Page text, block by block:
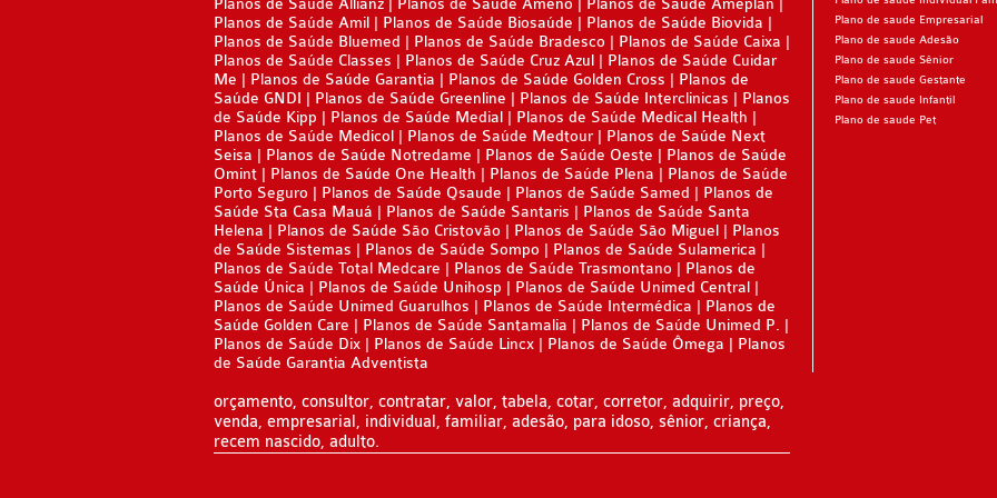
TOTAL MEDCARE PLANO DE SAÚDE
EMPRESARIAL
TRASMONTANO PLANO DE SAÚDE
EMPRESARIAL
UNIHOSP PLANO DE SAÚDE EMPRESARIAL
UNIMED CENTRAL PLANO DE SAÚDE
EMPRESARIAL
UNIMED GUARULHOS PLANO DE SAÚDE
EMPRESARIAL
ÚNICA PLANO DE SAÚDE EMPRESARIAL
PLANO DE SAÚDE UNIHOSP
PLANO DE SAÚDE SISTEMAS
PLANO DE SAÚDE SAMED
PLANO DE SAÚDE UNIMED
PLANO DE SAÚDE UNIMED GUARULHOS
PLANO DE SAÚDE AMENO
Planos de Saúde Allianz Planos de Saúde Ameno
Planos de Saúde Ameplan
Planos de Saúde Amil
Planos de Saúde Biosaúde
Planos de Saúde Biovida
Planos de Saúde Bluemed
Planos de Saúde Bradesco
Planos de Saúde Caixa
Planos de Saúde Classes
Planos de Saúde Cruz Azul
Planos de Saúde Cuidar
Me
Planos de Saúde Garantia Planos de Saúde Golden Cross
Planos de
Saúde GNDI
Planos de Saúde Greenline Planos de Saúde Interclinicas
Planos
de Saúde Kipp
Planos de Saúde Medial
Planos de Saúde Medical Health
Planos de Saúde Medicol
Planos de Saúde Medtour
Planos de Saúde Next
Seisa
Planos de Saúde Notredame Planos de Saúde Oeste
Planos de Saúde
Omint
Planos de Saúde One Health Planos de Saúde Plena
Planos de Saúde
Porto Seguro
Planos de Saúde Qsaude Planos de Saúde Samed
Planos de
Saúde Sta Casa Mauá
Planos de Saúde Santaris
Planos de Saúde Santa
Helena
Planos de Saúde São Cristovão Planos de Saúde São Miguel
Planos
de Saúde Sistemas
Planos de Saúde Sompo
Planos de Saúde Sulamerica
Planos de Saúde Total Medcare
Planos de Saúde Trasmontano
Planos de
Saúde Única
Planos de Saúde Unihosp
Planos de Saúde Unimed Central
Planos de Saúde Unimed Guarulhos
Planos de Saúde Intermédica
Planos de
Saúde Golden Care
Planos de Saúde Santamalia
Planos de Saúde Unimed P.
Planos de Saúde Dix
Planos de Saúde Lincx Planos de Saúde Ômega
Planos
de Saúde Garantia Adventista
Plano de saude Empresarial
Plano de saude Adesão
Plano de saude Sênior
Plano de saude Gestante
Plano de saude Infantil
Plano de saude Pet
orçamento, consultor, contratar, valor, tabela, cotar, corretor, adquirir, preço,
venda, empresarial, individual, familiar, adesão, para idoso, sênior, criança,
recem nascido, adulto.